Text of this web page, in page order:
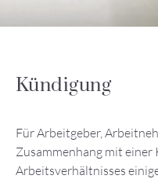
Kündigung
Für Arbeitgeber,
Zusammenhang mit einer
Arbeitsverhältnisses